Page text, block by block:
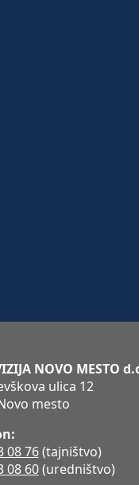
NOVO MESTO
ulica 12
mesto
08 76(tajništvo)
08 60(uredništvo)